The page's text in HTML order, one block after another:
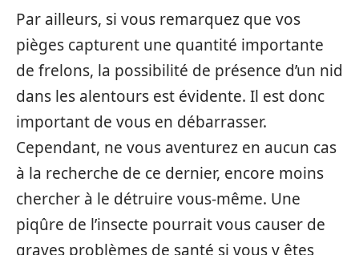
Par ailleurs, si vous remarquez que vos
pièges capturent une quantité importante
de frelons, la possibilité de présence d’un nid
dans les alentours est évidente. Il est donc
important de vous en débarrasser.
Cependant, ne vous aventurez en aucun cas
à la recherche de ce dernier, encore moins
chercher à le détruire vous-même. Une
piqûre de l’insecte pourrait vous causer de
graves problèmes de santé si vous y êtes